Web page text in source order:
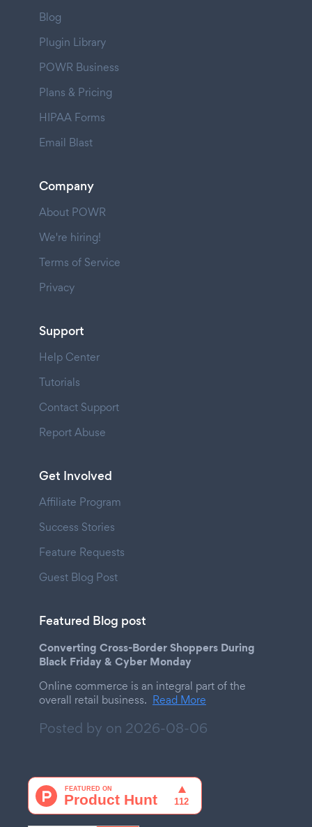
Blog
Plugin Library
POWR Business
Plans & Pricing
HIPAA Forms
Email Blast
Company
About POWR
We're hiring!
Terms of Service
Privacy
Support
Help Center
Tutorials
Contact Support
Report Abuse
Get Involved
Affiliate Program
Success Stories
Feature Requests
Guest Blog Post
Featured Blog post
Converting Cross-Border Shoppers During
Black Friday & Cyber Monday
Online commerce is an integral part of the
overall retail business. Read More
Posted by on 2026-08-06